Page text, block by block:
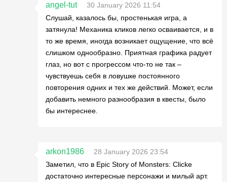
angel-tut
30 January 2026 11:54
Слушай, казалось бы, простенькая игра, а
затянула! Механика кликов легко осваивается, и в
то же время, иногда возникает ощущение, что всё
слишком однообразно. Приятная графика радует
глаз, но вот с прогрессом что-то не так –
чувствуешь себя в ловушке постоянного
повторения одних и тех же действий. Может, если
добавить немного разнообразия в квесты, было
бы интереснее.
arkon1986
28 January 2026 23:54
Заметил, что в Epic Story of Monsters: Clicke
достаточно интересные персонажи и милый арт.